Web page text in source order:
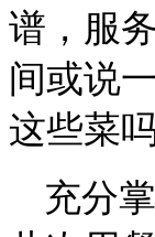
谱，服
间或说
这些菜
充分